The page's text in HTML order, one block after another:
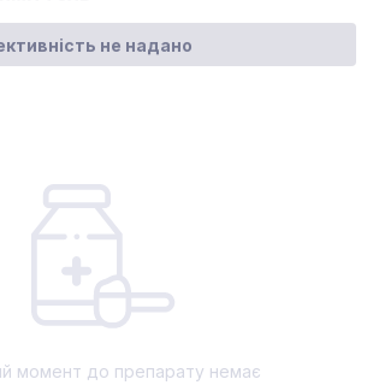
не надано
момент до препарату немає